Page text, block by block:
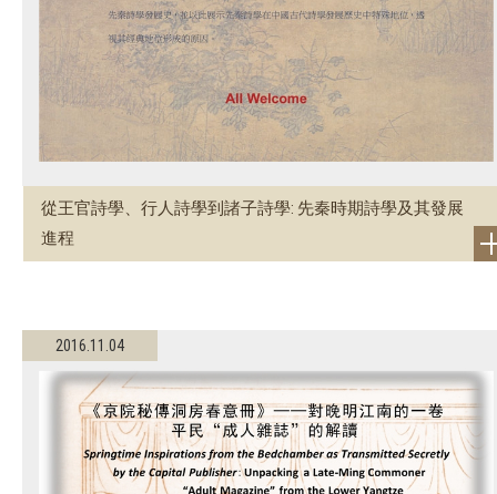
從王官詩學、行人詩學到諸子詩學: 先秦時期詩學及其發展
進程
2016.11.04